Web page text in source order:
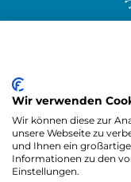
Wir verwenden
Wir können diese zur
unsere Webseite zu
und Ihnen ein
Informationen zu den
Einstellungen.